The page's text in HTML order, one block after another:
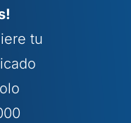
tu